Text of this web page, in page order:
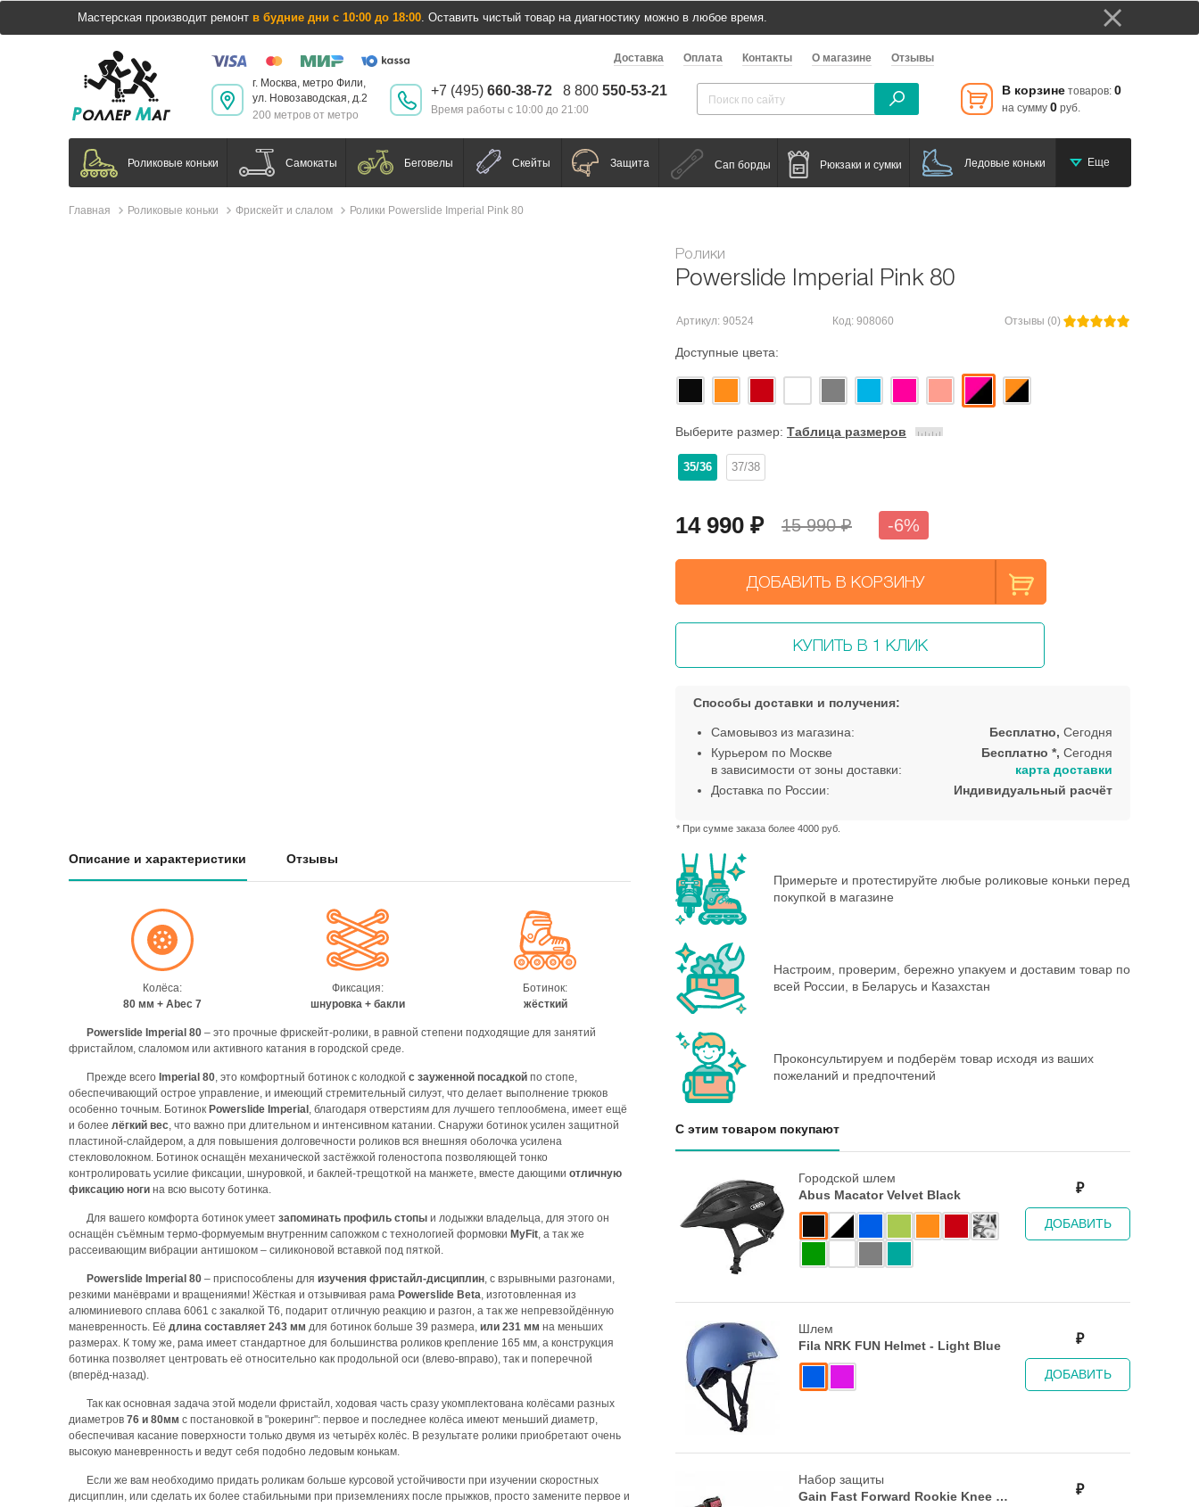
Мастерская производит ремонт в будние дни с 10:00 до 18:00. Оставить чистый товар на диагностику можно в любое время.
Доставка Оплата Контакты О магазине Отзывы
В корзине товаров: 0
на сумму 0 руб.
г. Москва, метро Фили,
ул. Новозаводская, д.2
200 метров от метро
+7 (495) 660-38-72 8 800 550-53-21
Время работы с 10:00 до 21:00
Роликовые коньки Самокаты Беговелы Скейты Защита Сап борды Рюкзаки и сумки Ледовые коньки Еще
Главная Роликовые коньки Фрискейт и слалом Ролики Powerslide Imperial Pink 80
Описание и характеристики Отзывы
Колёса:
80 мм + Abec 7
Фиксация:
шнуровка + бакли
Ботинок:
жёсткий
Powerslide Imperial 80 – это прочные фрискейт-ролики, в равной степени подходящие для занятий
фристайлом, слаломом или активного катания в городской среде.
Прежде всего Imperial 80, это комфортный ботинок с колодкой с зауженной посадкой по стопе,
обеспечивающий острое управление, и имеющий стремительный силуэт, что делает выполнение трюков
особенно точным. Ботинок Powerslide Imperial , благодаря отверстиям для лучшего теплообмена, имеет ещё
и более лёгкий вес, что важно при длительном и интенсивном катании. Снаружи ботинок усилен защитной
пластиной-слайдером, а для повышения долговечности роликов вся внешняя оболочка усилена
стекловолокном. Ботинок оснащён механической застёжкой голеностопа позволяющей тонко
контролировать усилие фиксации, шнуровкой, и баклей-трещоткой на манжете, вместе дающими отличную
фиксацию ноги на всю высоту ботинка.
Для вашего комфорта ботинок умеет запоминать профиль стопы и лодыжки владельца, для этого он
оснащён съёмным термо-формуемым внутренним сапожком с технологией формовки MyFit, а так же
рассеивающим вибрации антишоком – силиконовой вставкой под пяткой.
Powerslide Imperial 80 – приспособлены для изучения фристайл-дисциплин, с взрывными разгонами,
резкими манёврами и вращениями! Жёсткая и отзывчивая рама Powerslide Beta, изготовленная из
алюминиевого сплава 6061 с закалкой Т6, подарит отличную реакцию и разгон, а так же непревзойдённую
маневренность. Её длина составляет 243 мм для ботинок больше 39 размера, или 231 мм на меньших
размерах. К тому же, рама имеет стандартное для большинства роликов крепление 165 мм, а конструкция
ботинка позволяет центровать её относительно как продольной оси (влево-вправо), так и поперечной
(вперёд-назад).
Так как основная задача этой модели фристайл, ходовая часть сразу укомплектована колёсами разных
диаметров 76 и 80мм с постановкой в "рокеринг": первое и последнее колёса имеют меньший диаметр,
обеспечивая касание поверхности только двумя из четырёх колёс. В результате ролики приобретают очень
высокую маневренность и ведут себя подобно ледовым конькам.
Если же вам необходимо придать роликам больше курсовой устойчивости при изучении скоростных
дисциплин, или сделать их более стабильными при приземлениях после прыжков, просто замените первое и
Ролики
Powerslide Imperial Pink 80
Артикул: 90524 Код: 908060 Отзывы (0)
Доступные цвета:
Выберите размер: Таблица размеров
35/36 37/38
14 990 ₽ 15 990 ₽ -6%
ДОБАВИТЬ В КОРЗИНУ
КУПИТЬ В 1 КЛИК
Способы доставки и получения:
Самовывоз из магазина: Бесплатно, Сегодня
Курьером по Москве
в зависимости от зоны доставки:
Бесплатно *, Сегодня
* При сумме заказа более 4000 руб.
карта доставки
Доставка по России:
Индивидуальный расчёт
Примерьте и протестируйте любые роликовые коньки перед
покупкой в магазине
Настроим, проверим, бережно упакуем и доставим товар по
всей России, в Беларусь и Казахстан
Проконсультируем и подберём товар исходя из ваших
пожеланий и предпочтений
С этим товаром покупают
Городской шлем
Abus Macator Velvet Black
₽
ДОБАВИТЬ
Шлем
Fila NRK FUN Helmet - Light Blue
₽
ДОБАВИТЬ
Набор защиты
Gain Fast Forward Rookie Knee &
₽